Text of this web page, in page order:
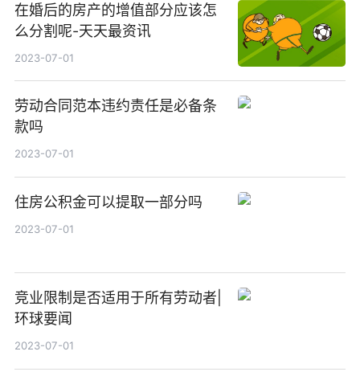
在婚后的房产的增值部分应该怎
么分割呢-天天最资讯
2023-07-01
劳动合同范本违约责任是必备条
款吗
2023-07-01
住房公积金可以提取一部分吗
2023-07-01
竞业限制是否适用于所有劳动者|
环球要闻
2023-07-01